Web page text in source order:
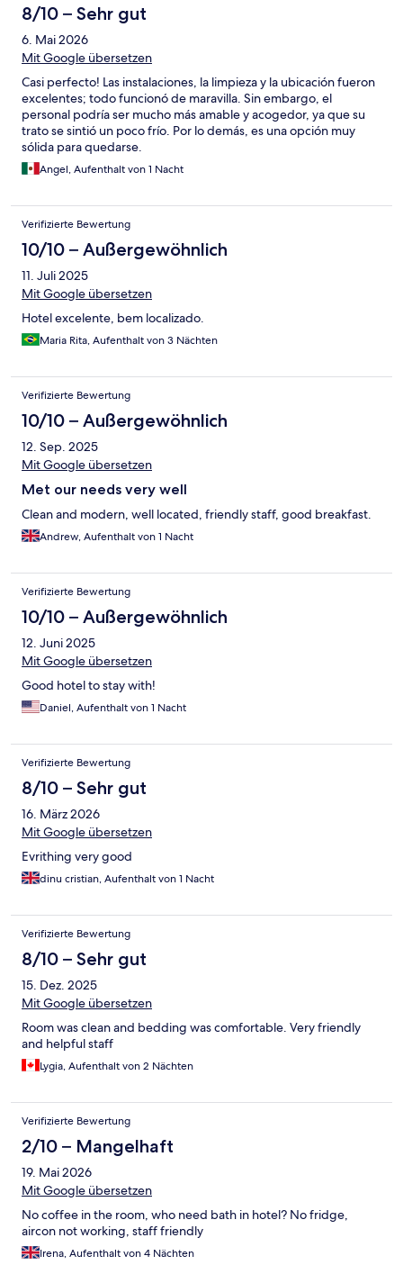
8/10 – Sehr gut
6. Mai 2026
Mit Google übersetzen
Casi perfecto! Las instalaciones, la limpieza y la ubicación fueron
excelentes; todo funcionó de maravilla. Sin embargo, el
personal podría ser mucho más amable y acogedor, ya que su
trato se sintió un poco frío. Por lo demás, es una opción muy
sólida para quedarse.
Angel, Aufenthalt von 1 Nacht
Verifizierte Bewertung
10/10 – Außergewöhnlich
11. Juli 2025
Mit Google übersetzen
Hotel excelente, bem localizado.
Maria Rita, Aufenthalt von 3 Nächten
Verifizierte Bewertung
10/10 – Außergewöhnlich
12. Sep. 2025
Mit Google übersetzen
Met our needs very well
Clean and modern, well located, friendly staff, good breakfast.
Andrew, Aufenthalt von 1 Nacht
Verifizierte Bewertung
10/10 – Außergewöhnlich
12. Juni 2025
Mit Google übersetzen
Good hotel to stay with!
Daniel, Aufenthalt von 1 Nacht
Verifizierte Bewertung
8/10 – Sehr gut
16. März 2026
Mit Google übersetzen
Evrithing very good
dinu cristian, Aufenthalt von 1 Nacht
Verifizierte Bewertung
8/10 – Sehr gut
15. Dez. 2025
Mit Google übersetzen
Room was clean and bedding was comfortable. Very friendly
and helpful staff
Lygia, Aufenthalt von 2 Nächten
Verifizierte Bewertung
2/10 – Mangelhaft
19. Mai 2026
Mit Google übersetzen
No coffee in the room, who need bath in hotel? No fridge,
aircon not working, staff friendly
Irena, Aufenthalt von 4 Nächten